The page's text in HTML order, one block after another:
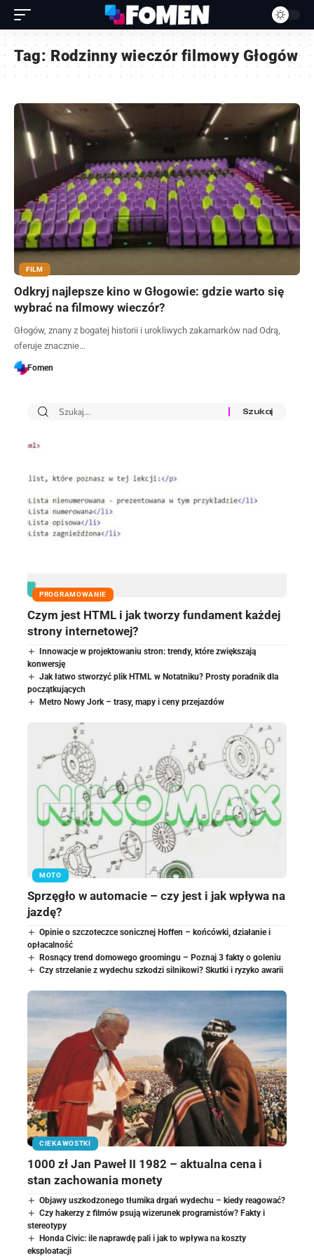
Tag: Rodzinny wieczór filmowy Głogów
FILM
Odkryj najlepsze kino w Głogowie: gdzie warto się
wybrać na filmowy wieczór?
Głogów, znany z bogatej historii i urokliwych zakamarków nad Odrą,
oferuje znacznie…
Fomen
PROGRAMOWANIE
Czym jest HTML i jak tworzy fundament każdej
strony internetowej?
Innowacje w projektowaniu stron: trendy, które zwiększają
konwersję
Jak łatwo stworzyć plik HTML w Notatniku? Prosty poradnik dla
początkujących
Metro Nowy Jork – trasy, mapy i ceny przejazdów
MOTO
Sprzęgło w automacie – czy jest i jak wpływa na
jazdę?
Opinie o szczoteczce sonicznej Hoffen – końcówki, działanie i
opłacalność
Rosnący trend domowego groomingu – Poznaj 3 fakty o goleniu
Czy strzelanie z wydechu szkodzi silnikowi? Skutki i ryzyko awarii
CIEKAWOSTKI
1000 zł Jan Paweł II 1982 – aktualna cena i
stan zachowania monety
Objawy uszkodzonego tłumika drgań wydechu – kiedy reagować?
Czy hakerzy z filmów psują wizerunek programistów? Fakty i
stereotypy
Honda Civic: ile naprawdę pali i jak to wpływa na koszty
eksploatacji